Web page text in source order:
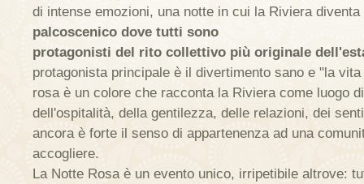
di intense emozioni, una notte in cui la Riviera diventa
palcoscenico dove tutti sono
protagonisti del rito collettivo più originale
protagonista principale è il divertimento sano e "la
rosa è un colore che racconta la Riviera come luogo
dell'ospitalità, della gentilezza, delle relazioni, dei
ancora è forte il senso di appartenenza ad una
accogliere.
La Notte Rosa è un evento unico, irripetibile altrove: